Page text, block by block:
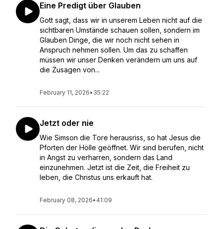
Eine Predigt über Glauben
Gott sagt, dass wir in unserem Leben nicht auf die
sichtbaren Umstände schauen sollen, sondern im
Glauben Dinge, die wir noch nicht sehen in
Anspruch nehmen sollen. Um das zu schaffen
müssen wir unser Denken verändern um uns auf
die Zusagen von...
February 11, 2026• 35:22
Jetzt oder nie
Wie Simson die Tore herausriss, so hat Jesus die
Pforten der Hölle geöffnet. Wir sind berufen, nicht
in Angst zu verharren, sondern das Land
einzunehmen. Jetzt ist die Zeit, die Freiheit zu
leben, die Christus uns erkauft hat.
February 08, 2026• 41:09